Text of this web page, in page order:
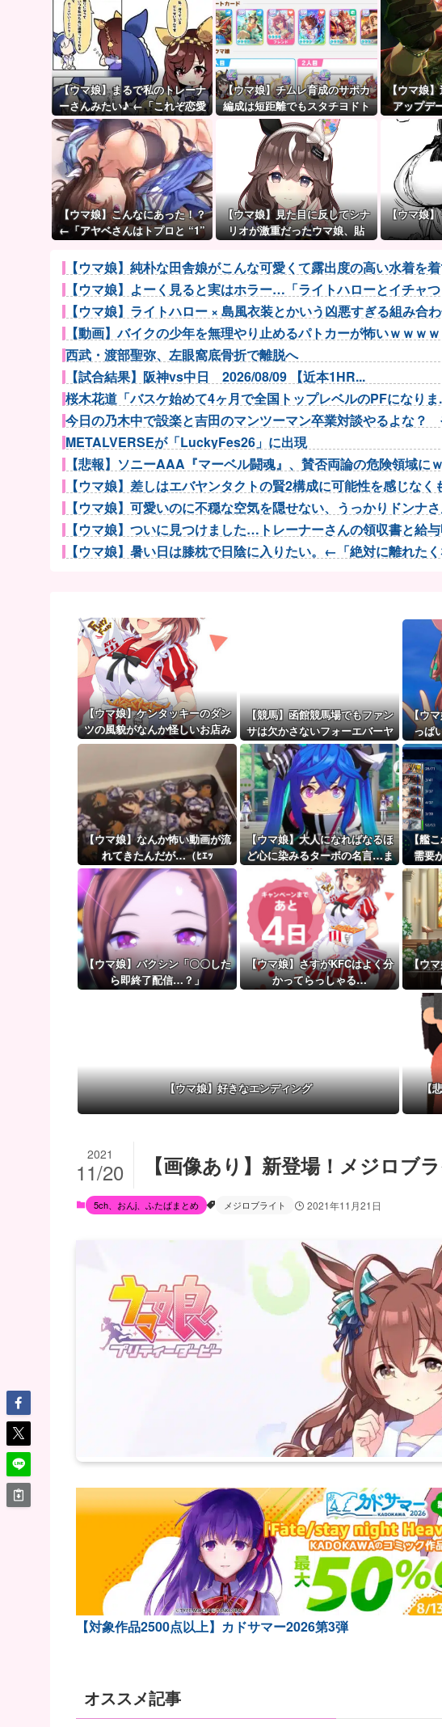
【ウマ娘】まるで私のトレーナ
ーさんみたい♪ ←「これぞ恋愛
強者スペ一族…」
【ウマ娘】チムレ育成のサポカ
編成は短距離でもスタチヨドト
ウを編成するってマジ！？ 根性
サポカを編成していた意味…
【ウマ娘
アップデ
「これだ
【ウマ娘】こんなにあった！？
←「アヤベさんはトプロと “1”
【ウマ娘】見た目に反してシナ
リオが激重だったウマ娘、貼
【ウマ娘
【ウマ娘】純朴な田舎娘がこんな可愛くて露出度の高い水着を
【ウマ娘】よーく見ると実はホラー…「ライトハローとイチャ
【ウマ娘】ライトハロー × 島風衣装とかいう凶悪すぎる組み合
【動画】バイクの少年を無理やり止めるパトカーが怖いｗｗｗｗ
西武・渡部聖弥、左眼窩底骨折で離脱へ
【試合結果】阪神vs中日 2026/08/09 【近本1HR...
桜木花道「バスケ始めて4ヶ月で全国トップレベルのPFになりま
今日の乃木中で設楽と吉田のマンツーマン卒業対談やるよな？
METALVERSEが「LuckyFes26」に出現
【悲報】ソニーAAA『マーベル闘魂』、賛否両論の危険領域に
【ウマ娘】差しはエバヤンタクトの賢2構成に可能性を感じなく
【ウマ娘】可愛いのに不穏な空気を隠せない、うっかりドンナ
【ウマ娘】ついに見つけました…トレーナーさんの領収書と給
【ウマ娘】暑い日は膝枕で日陰に入りたい。←「絶対に離れた
【J1第1節 東京V×川崎F】川崎が後半ATのロマニッチ弾で...
【敗戦】西武ファン集合（2026.8.9）
ハロプロ新メンバーオーディション2026ｷﾀ━━━━(ﾟ∀ﾟ...
【では世界の一流は？】仕事終わりにホットミルクを飲むのは
【朗報】スティーブ・ジョブズ、鎌倉仏教を発明する
【悲報】日本人艦これ絵師、AI絵だと誹謗中傷され筆を折って
【ウマ娘】（審議）無凸ブーケと完凸シャカール、中距離先行
【ウマ娘】覚醒Lv6、7の解放が今後2か月置きに実装予定！第...
【ウマ娘】ケンタッキーのダン
ツの風貌がなんか怪しいお店み
たいだな…
【競馬】函館競馬場でもファン
サは欠かさないフォーエバーヤ
ング
【ウ
っぱ
【ウマ娘】なんか怖い動画が流
れてきたんだが…（ﾋｴｯ
【ウマ娘】大人になればなるほ
ど心に染みるターボの名言…ま
た明日も遊ぼうな…
【艦
需要
【ウマ娘】バクシン「〇〇した
ら即終了配信…？」
【ウマ娘】さすがKFCはよく分
かってらっしゃる…
【ウ
【ウマ娘】好きなエンディング 【
【画像あり】新登場！メジロブ
2021
11/20
5ch、おんj、ふたばまとめ メジロブライト 2021年11月21日
【対象作品2500点以上】カドサマー2026第3弾
オススメ記事